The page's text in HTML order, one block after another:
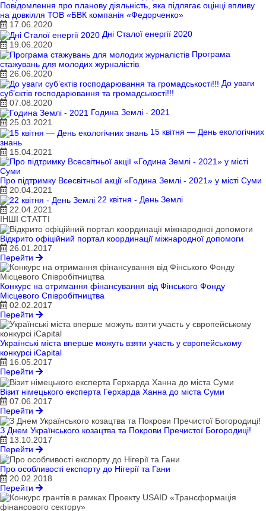
Повідомлення про планову діяльність, яка підлягає оцінці впливу
на довкілля ТОВ «БВК компанія «Федорченко»
17.06.2020
Дні Сталої енергії 2020
19.06.2020
Програма
стажувань для молодих журналістів
26.06.2020
До уваги
суб’єктів господарювання та громадськості!!!
07.08.2020
Година Землі - 2021
25.03.2021
15 квітня — День екологічних
знань
15.04.2021
Про підтримку Всесвітньої акції «Година Землі - 2021» у місті Суми
20.04.2021
22 квітня - День Землі
22.04.2021
ІНШІ СТАТТІ
Відкрито офіційний портал координації міжнародної допомоги
26.01.2017
Перейти
Конкурс на отримання фінансування від Фінського Фонду
Місцевого Співробітництва
02.02.2017
Перейти
Українські міста вперше можуть взяти участь у європейському
конкурсі iCapital
16.05.2017
Перейти
Візит німецького експерта Герхарда Ханна до міста Суми
07.06.2017
Перейти
З Днем Українського козацтва та Покрови Пречистої Богородиці!
13.10.2017
Перейти
Про особливості експорту до Нігерії та Гани
20.02.2018
Перейти